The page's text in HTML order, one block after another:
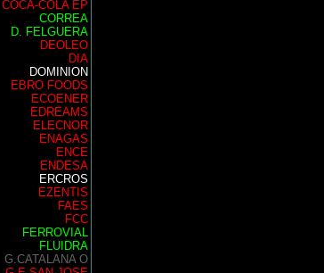
COCA-COLA EP
CORREA
D. FELGUERA
DEOLEO
DIA
DOMINION
EBRO FOODS
ECOENER
EDREAMS
ELECNOR
ENAGAS
ENCE
ENDESA
ERCROS
EZENTIS
FAES
FCC
FERROVIAL
FLUIDRA
G.CATALANA O